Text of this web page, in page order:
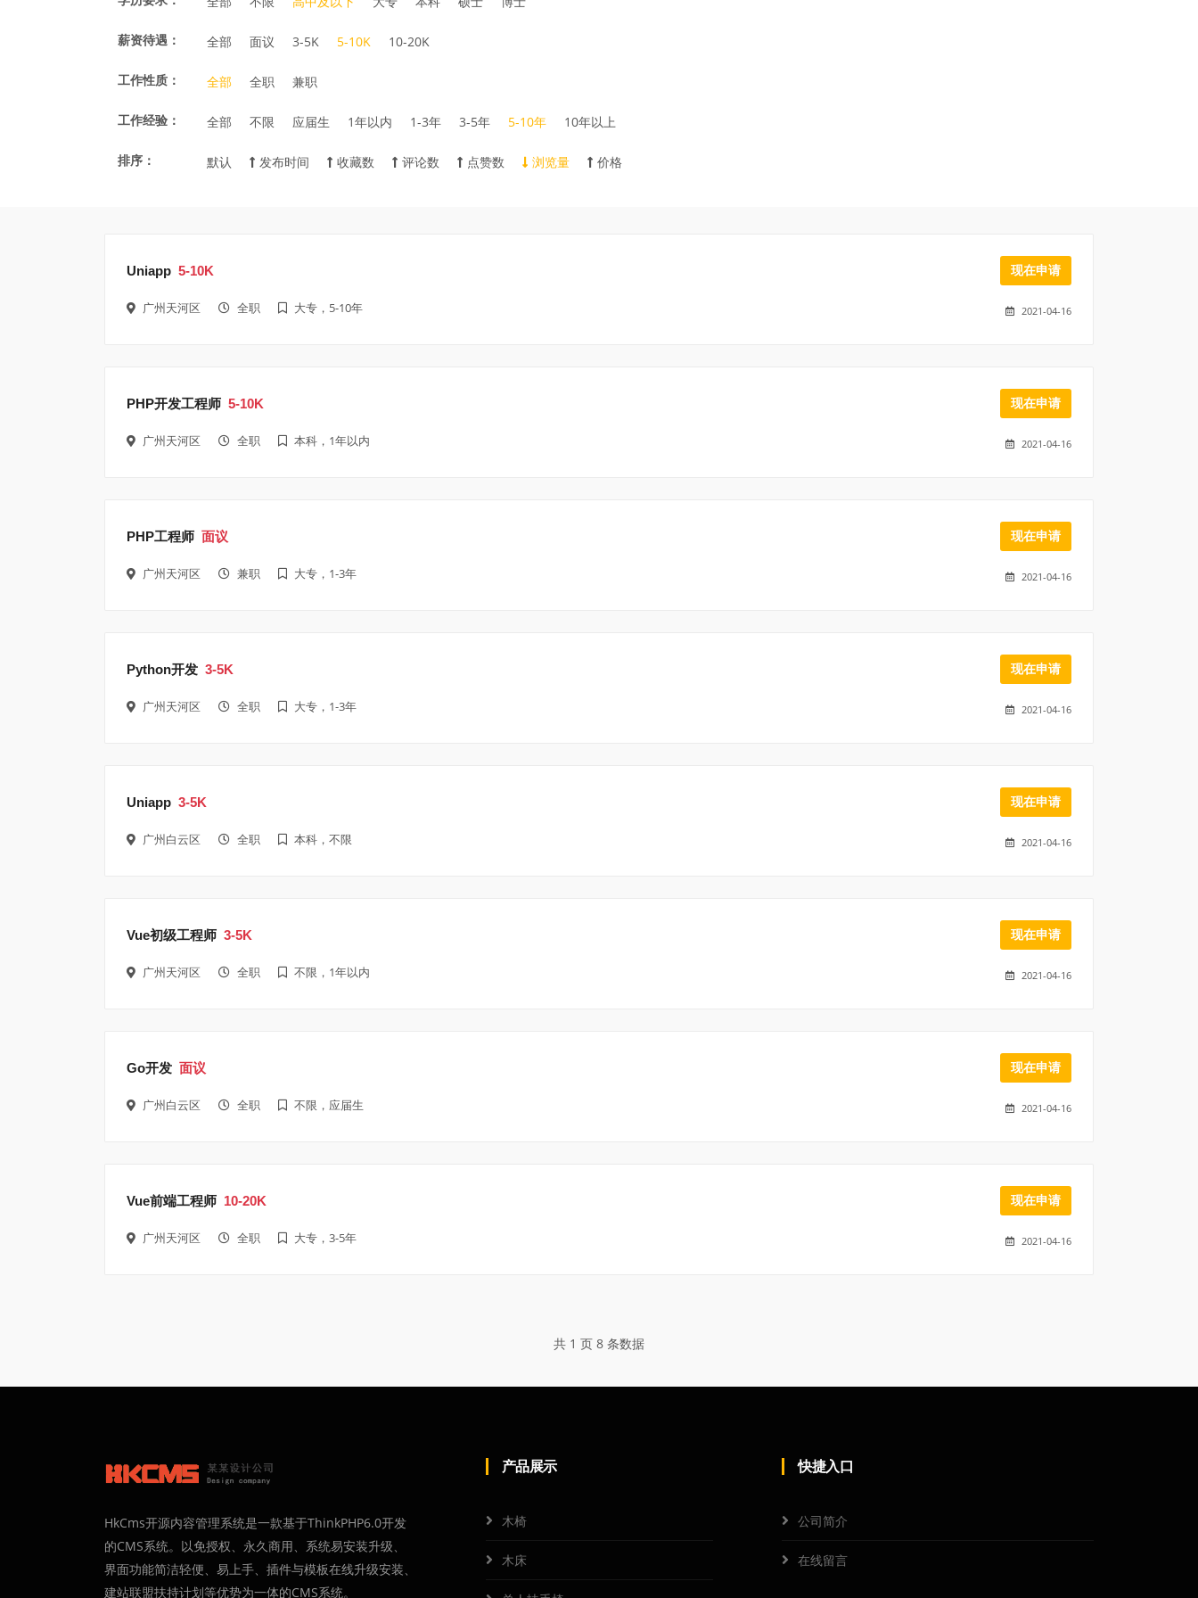
薪资待遇： 全部 面议 3-5K 5-10K 10-20K
工作性质： 全部 全职 兼职
工作经验： 全部 不限 应届生 1年以内 1-3年 3-5年 5-10年 10年以上
排序： 默认 发布时间 收藏数 评论数 点赞数 浏览量 价格
Uniapp 5-10K
广州天河区 全职 大专，5-10年
现在申请
2021-04-16
PHP开发工程师 5-10K
广州天河区 全职 本科，1年以内
现在申请
2021-04-16
PHP工程师 面议
广州天河区 兼职 大专，1-3年
现在申请
2021-04-16
Python开发 3-5K
广州天河区 全职 大专，1-3年
现在申请
2021-04-16
Uniapp 3-5K
广州白云区 全职 本科，不限
现在申请
2021-04-16
Vue初级工程师 3-5K
广州天河区 全职 不限，1年以内
现在申请
2021-04-16
Go开发 面议
广州白云区 全职 不限，应届生
现在申请
2021-04-16
Vue前端工程师 10-20K
广州天河区 全职 大专，3-5年
现在申请
2021-04-16
共 1 页 8 条数据
HkCms开源内容管理系统是一款基于ThinkPHP6.0开发
的CMS系统。以免授权、永久商用、系统易安装升级、
界面功能简洁轻便、易上手、插件与模板在线升级安装、
建站联盟扶持计划等优势为一体的CMS系统。
产品展示
木椅
木床
快捷入口
公司简介
在线留言